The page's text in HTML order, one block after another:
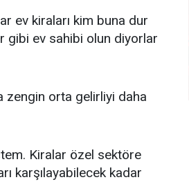
ev kiraları kim buna dur
gibi ev sahibi olun diyorlar
zengin orta gelirliyi daha
Kiralar özel sektöre
karşılayabilecek kadar